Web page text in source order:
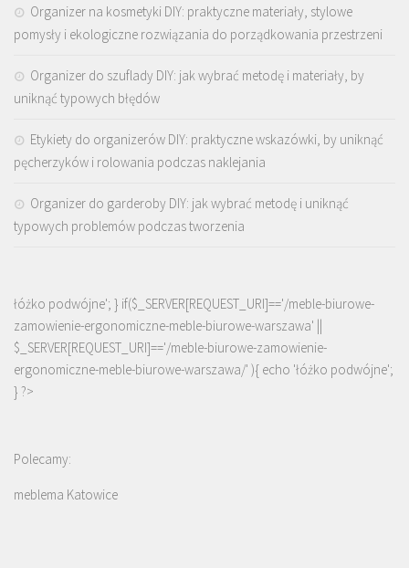
Organizer na kosmetyki DIY: praktyczne materiały, stylowe
pomysły i ekologiczne rozwiązania do porządkowania przestrzeni
Organizer do szuflady DIY: jak wybrać metodę i materiały, by
uniknąć typowych błędów
Etykiety do organizerów DIY: praktyczne wskazówki, by uniknąć
pęcherzyków i rolowania podczas naklejania
Organizer do garderoby DIY: jak wybrać metodę i uniknąć
typowych problemów podczas tworzenia
łóżko podwójne'; } if($_SERVER[REQUEST_URI]=='/meble-biurowe-
zamowienie-ergonomiczne-meble-biurowe-warszawa' ||
$_SERVER[REQUEST_URI]=='/meble-biurowe-zamowienie-
ergonomiczne-meble-biurowe-warszawa/' ){ echo 'łóżko podwójne';
} ?>
Polecamy:
meblema Katowice